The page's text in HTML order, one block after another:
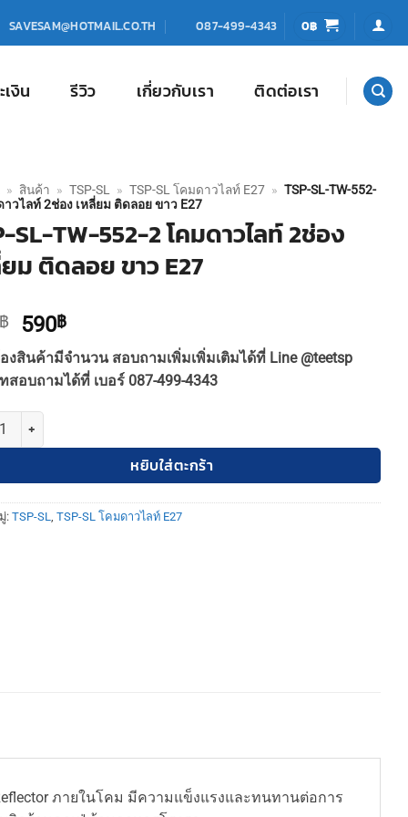
SAVESAM@HOTMAIL.CO.TH 087-499-4343 0฿
งิน รีวิว เกี่ยวกับเรา ติดต่อเรา
» สินค้า » TSP-SL » TSP-SL โคมดาวไลท์ E27 » TSP-SL-TW-552-
าวไลท์ 2ช่อง เหลี่ยม ติดลอย ขาว E27
SL-TW-552-2 โคมดาวไลท์ 2ช่อง
ม ติดลอย ขาว E27
Original
price
was:
650฿.
590฿Current
price
is:
590฿.
งสินค้ามีจำนวน สอบถามเพิ่มเพิ่มเติมได้ที่ Line @teetsp
สอบถามได้ที่ เบอร์ 087-499-4343
TSP-SL-TW-552-2 โคมดาวไลท์ 2ช่อง เหลี่ยม ติดลอย ขาว E27 ชิ้น
หยิบใส่ตะกร้า
:TSP-SL TSP-SL โคมดาวไลท์ E27
ภายในโคม มีความแข็งแรงและทนทานต่อการ